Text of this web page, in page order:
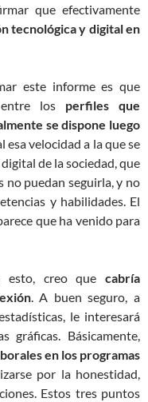
que efectivamente
tecnológica y digital en
este informe es que
los perfiles que
se dispone luego
esa velocidad a la que se
de la sociedad, que
no puedan seguirla, y no
y habilidades. El
que ha venido para
esto, creo que cabría
. A buen seguro, a
le interesará
Básicamente,
en los programas
por la honestidad,
Estos tres puntos